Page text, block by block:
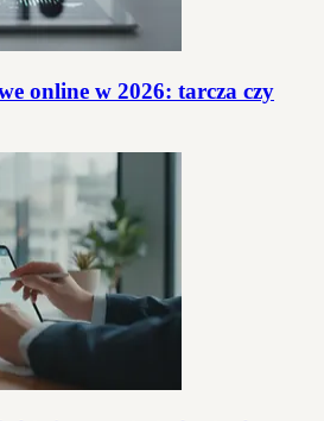
online w 2026: tarcza czy